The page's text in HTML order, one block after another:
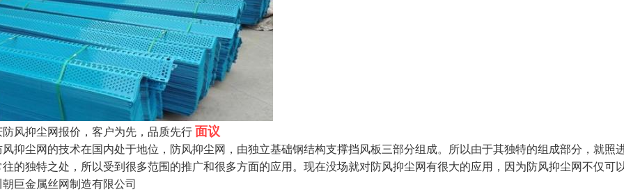
风抑尘网报价，客户为先，品质先行面议
抑尘网的技术在国内处于地位，防风抑尘网，由独立基础钢结构支撑挡风板三部分组成。所以由于其独特的组成部分，就照
往的独特之处，所以受到很多范围的推广和很多方面的应用。现在没场就对防风抑尘网有很大的应用，因为防风抑尘网不仅可
朝巨金属丝网制造有限公司